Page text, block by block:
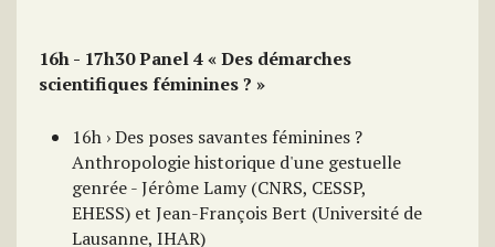
16h - 17h30 Panel 4 « Des démarches
scientifiques féminines ? »
16h › Des poses savantes féminines ?
Anthropologie historique d'une gestuelle
genrée - Jérôme Lamy (CNRS, CESSP,
EHESS) et Jean-François Bert (Université de
Lausanne, IHAR)